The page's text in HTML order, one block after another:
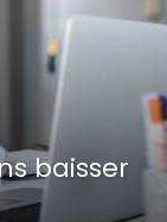
baisser